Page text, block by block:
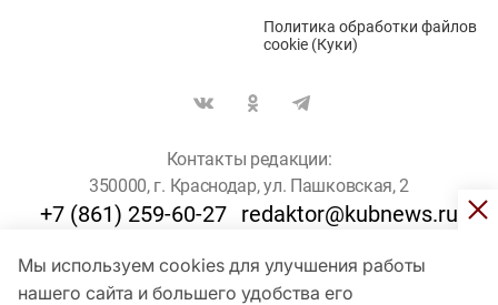
Мы используем cookies для улучшения работы
нашего сайта и большего удобства его
Политика обработки файлов
cookie (Куки)
Контакты редакции:
350000, г. Краснодар, ул. Пашковская, 2
+7 (861) 259-60-27 redaktor@kubnews.ru
Для пользователей старше 16 лет